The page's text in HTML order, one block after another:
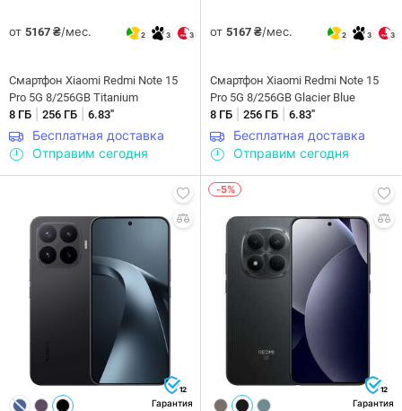
от 5167 ₴/мес. 2 3 3
Смартфон Xiaomi Redmi Note 15
Pro 5G 8/256GB Titanium
8 ГБ
256 ГБ 6.83"
Бесплатная доставка
Отправим сегодня
от 5167 ₴/мес. 2 3 3
Смартфон Xiaomi Redmi Note 15
Pro 5G 8/256GB Glacier Blue
8 ГБ
256 ГБ 6.83"
Бесплатная доставка
Отправим сегодня
12
Гарантия
-5%
12
Гарантия